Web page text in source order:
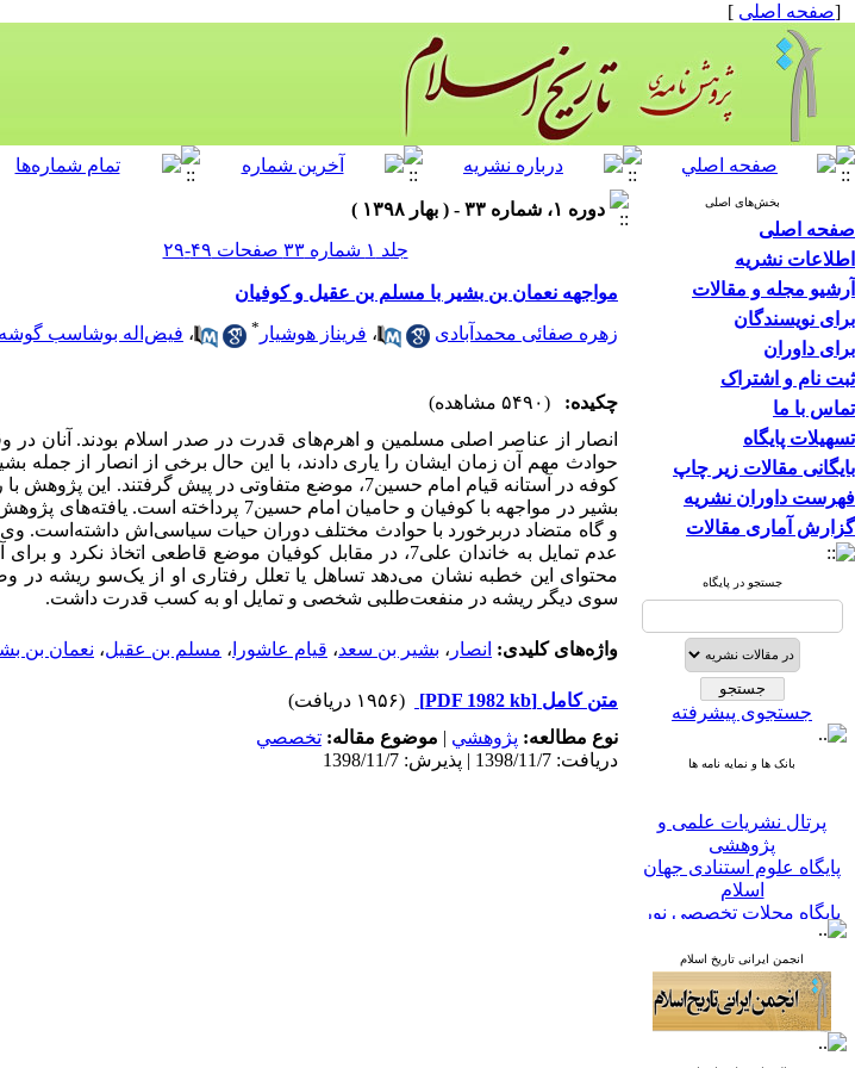
[صفحه اصلی ]
بخش‌های اصلی
صفحه اصلی
اطلاعات نشریه
آرشیو مجله و مقالات
برای نویسندگان
برای داوران
ثبت نام و اشتراک
تماس با ما
تسهیلات پایگاه
بایگانی مقالات زیر چاپ
فهرست داوران نشریه
گزارش آماری مقالات
جستجو در پایگاه
جستجوی پیشرفته
بانک ها و نمایه نامه ها
پرتال نشریات علمی و
پژوهشی
پایگاه علوم استنادی جهان
اسلام
پایگاه مجلات تخصصی نور
پایگاه مرکز اطلاعات جهاد
دانشگاهی
پرتال جامع علوم انسانی
بانک اطلاعات نشریات
کشور
انجمن ایرانی تاریخ اسلام
دوره ۱، شماره ۳۳ - ( بهار ۱۳۹۸ )
جلد ۱ شماره ۳۳ صفحات ۴۹-۲۹
مواجهه نعمان بن بشیر با مسلم بن عقیل و کوفیان
زهره صفائی محمدآبادی ، فریناز هوشیار * ، فیض‌اله بوشاسب گوشه
چکیده:
(۵۴۹۰ مشاهده)
انصار از عناصر اصلی مسلمین و اهرم‌های قدرت در صدر اسلام بودند. آنان در
حوادث مهم آن زمان ایشان را یاری دادند، با این حال برخی از انصار از
کوفه در آستانه قیام امام حسین7، موضع متفاوتی در پیش گرفتند. این پژوهش
بشیر در مواجهه با کوفیان و حامیان امام حسین7 پرداخته است. یافتههای پژوهش
و گاه متضاد دربرخورد با حوادث مختلف دوران حیات سیاسی اش داشته است. وی
عدم تمایل به خاندان علی7، در مقابل کوفیان موضع قاطعی اتخاذ نکرد و برای
محتوای این خطبه نشان می‌دهد تساهل یا تعلل رفتاری او از یک‌سو ریشه در
سوی دیگر ریشه در منفعت‌طلبی شخصی و تمایل او به کسب قدرت داشت.
واژه‌های کلیدی: انصار ، بشیر بن سعد، قیام عاشورا ، مسلم بن عقیل، نعمان بن
متن کامل [PDF 1982 kb]
(۱۹۵۶ دریافت)
نوع مطالعه: پژوهشي | موضوع مقاله: تخصصي
دریافت: 1398/11/7 | پذیرش: 1398/11/7